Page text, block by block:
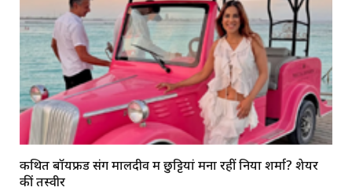
कथित बॉयफ्रेंड संग मालदीव में छुट्टियां मना रहीं निया शर्मा? शेयर
कीं तस्वीरें